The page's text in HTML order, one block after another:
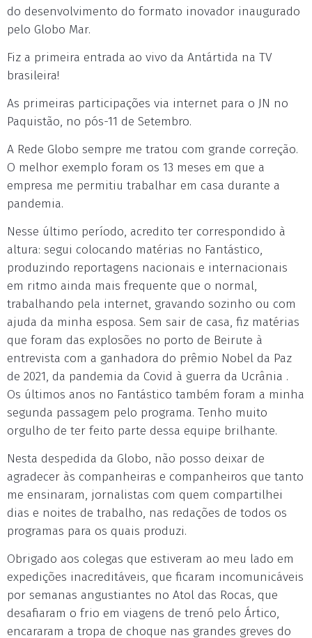
do desenvolvimento do formato inovador inaugurado
pelo Globo Mar.
Fiz a primeira entrada ao vivo da Antártida na TV
brasileira!
As primeiras participações via internet para o JN no
Paquistão, no pós-11 de Setembro.
A Rede Globo sempre me tratou com grande correção.
O melhor exemplo foram os 13 meses em que a
empresa me permitiu trabalhar em casa durante a
pandemia.
Nesse último período, acredito ter correspondido à
altura: segui colocando matérias no Fantástico,
produzindo reportagens nacionais e internacionais
em ritmo ainda mais frequente que o normal,
trabalhando pela internet, gravando sozinho ou com
ajuda da minha esposa. Sem sair de casa, fiz matérias
que foram das explosões no porto de Beirute à
entrevista com a ganhadora do prêmio Nobel da Paz
de 2021, da pandemia da Covid à guerra da Ucrânia .
Os últimos anos no Fantástico também foram a minha
segunda passagem pelo programa. Tenho muito
orgulho de ter feito parte dessa equipe brilhante.
Nesta despedida da Globo, não posso deixar de
agradecer às companheiras e companheiros que tanto
me ensinaram, jornalistas com quem compartilhei
dias e noites de trabalho, nas redações de todos os
programas para os quais produzi.
Obrigado aos colegas que estiveram ao meu lado em
expedições inacreditáveis, que ficaram incomunicáveis
por semanas angustiantes no Atol das Rocas, que
desafiaram o frio em viagens de trenó pelo Ártico,
encararam a tropa de choque nas grandes greves do